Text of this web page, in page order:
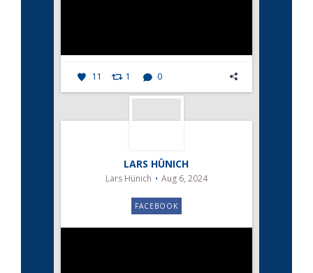
11 1 0
LARS HÜNICH
Lars Hünich Aug 6, 2024
FACEBOOK